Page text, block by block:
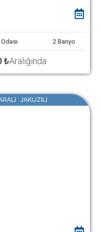
2 Banyo
₺Aralığında
JAKUZILI